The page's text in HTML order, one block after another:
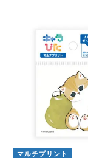
マルチプリント